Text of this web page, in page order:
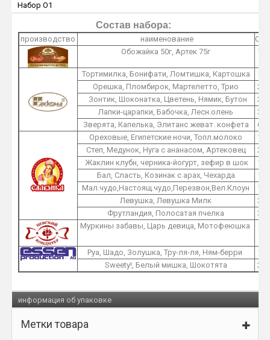
Набор O1
Состав набора:
производство наименование
O1
Обожайка 50г, Артек 75г
1
Тортимилка, Бонифати, Ломтишка, Картошка
1
Орешка, Пломбирок, Мартелетто, Трио
2
Зонтик, Шоконатка, Цветень, Нямик, Бутон
2
Лапки-царапки, Бабочка, Лесн.олень
3
Зверята, Капелька, Элитанс жеват. конфета
6
Ореховые, Египетские ночи, Топл.молоко
1
Степ, Медунок, Нуга с ананасом, Артековец
2
Жаклин клубн, черника-йогурт, зефир в шок
1
Бал, Сласть, Козинак с арах, Чехарда
1
Мал.чудо,Настоящ.чудо,Перезвон,Вел.Клоун
1
Левушка, Левушка Милк
3
Фрутландия, Полосатая пчелка
3
Муркины забавы, Царь девица, Мотофеюшка
1
Руа, Шадо, Золушка, Тру-ля-ля, Ням-берри
1
Sweety!, Белый мишка, Шокотята
2
информация об упаковке
Метки товара